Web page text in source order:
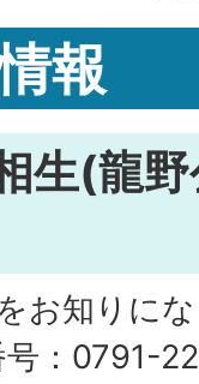
報
生(龍
お知りに
号：0791-